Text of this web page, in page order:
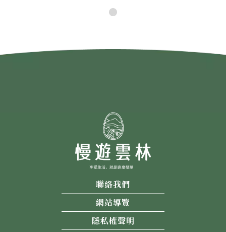
聯絡我們
網站導覽
隱私權聲明